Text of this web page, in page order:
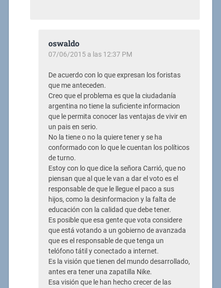
oswaldo
07/06/2015 a las 12:37 PM
De acuerdo con lo que expresan los foristas
que me anteceden.
Creo que el problema es que la ciudadanía
argentina no tiene la suficiente informacion
que le permita conocer las ventajas de vivir en
un pais en serio.
No la tiene o no la quiere tener y se ha
conformado con lo que le cuentan los políticos
de turno.
Estoy con lo que dice la señora Carrió, que no
piensan que al que le van a dar el voto es el
responsable de que le llegue el paco a sus
hijos, como la desinformacion y la falta de
educación con la calidad que debe tener.
Es posible que esa gente que vota considere
que está votando a un gobierno de avanzada
que es el responsable de que tenga un
telófono tátil y conectado a internet.
Es la visión que tienen del mundo desarrollado,
antes era tener una zapatilla Nike.
Esa visión que le han hecho crecer de las